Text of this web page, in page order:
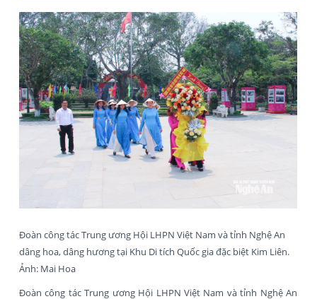
Đoàn công tác Trung ương Hội LHPN Việt Nam và tỉnh Nghệ An
dâng hoa, dâng hương tại Khu Di tích Quốc gia đặc biệt Kim Liên.
Ảnh: Mai Hoa
Đoàn công tác Trung ương Hội LHPN Việt Nam và tỉnh Nghệ An